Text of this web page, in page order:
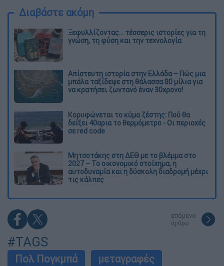
Διαβάστε ακόμη
Ξεφυλλίζοντας... τέσσερις ιστορίες για τη
γνώση, τη φύση και την τεχνολογία
Απίστευτη ιστορία στην Ελλάδα – Πώς μια
μπάλα ταξίδεψε στη θάλασσα 80 μίλια για
να κρατήσει ζωντανό έναν 30χρονο!
Κορυφώνεται το κύμα ζέστης: Πού θα
δείξει 40αρια το θερμόμετρο - Οι περιοχές
σε red code
Μητσοτάκης στη ΔΕΘ με το βλέμμα στο
2027 – Το οικονομικό στοίχημα, η
αυτοδυναμία και η δύσκολη διαδρομή μέχρι
τις κάλπες
επόμενο
άρθρο
#TAGS
Πολ Πογκμπά
μεταγραφές